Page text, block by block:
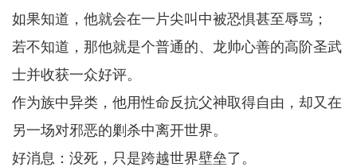
如果知道，他就会在一片尖叫中被恐惧甚至辱骂；
若不知道，那他就是个普通的、龙帅心善的高阶圣武
士并收获一众好评。
作为族中异类，他用性命反抗父神取得自由，却又在
另一场对邪恶的剿杀中离开世界。
好消息：没死，只是跨越世界壁垒了。